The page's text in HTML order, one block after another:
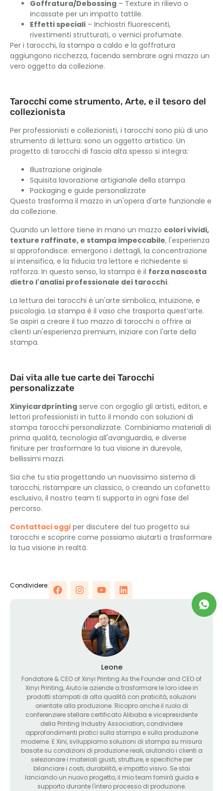
Goffratura/Debossing – Texture in rilievo o
incassate per un impatto tattile.
Effetti speciali – Inchiostri fluorescenti,
rivestimenti strutturati, o vernici profumate.
Per i tarocchi, la stampa a caldo e la goffratura
aggiungono ricchezza, facendo sembrare ogni mazzo un
vero oggetto da collezione.
Tarocchi come strumento, Arte, e il tesoro del
collezionista
Per professionisti e collezionisti, i tarocchi sono più di uno
strumento di lettura: sono un oggetto artistico. Un
progetto di tarocchi di fascia alta spesso si integra:
Illustrazione originale
Squisita lavorazione artigianale della stampa
Packaging e guide personalizzate
Questo trasforma il mazzo in un'opera d'arte funzionale e
da collezione.
Quando un lettore tiene in mano un mazzo colori vividi,
texture raffinate, e stampa impeccabile, l'esperienza
si approfondisce: emergono i dettagli, la concentrazione
si intensifica, e la fiducia tra lettore e richiedente si
rafforza. In questo senso, la stampa è il forza nascosta
dietro l'analisi professionale dei tarocchi.
La lettura dei tarocchi è un'arte simbolica, intuizione, e
psicologia. La stampa è il vaso che trasporta quest’arte.
Se aspiri a creare il tuo mazzo di tarocchi o offrire ai
clienti un'esperienza premium, iniziare con l'arte della
stampa.
Dai vita alle tue carte dei Tarocchi
personalizzate
Xinyicardprinting serve con orgoglio gli artisti, editori, e
lettori professionisti in tutto il mondo con soluzioni di
stampa tarocchi personalizzate. Combiniamo materiali di
prima qualità, tecnologia all'avanguardia, e diverse
finiture per trasformare la tua visione in durevole,
bellissimi mazzi.
Sia che tu stia progettando un nuovissimo sistema di
tarocchi, ristampare un classico, o creando un cofanetto
esclusivo, il nostro team ti supporta in ogni fase del
percorso.
Contattaci oggi per discutere del tuo progetto sui
tarocchi e scoprire come possiamo aiutarti a trasformare
la tua visione in realtà.
Condividere:
Leone
Fondatore & CEO of Xinyi Printing As the Founder and CEO of
Xinyi Printing, Aiuto le aziende a trasformare le loro idee in
prodotti stampati di alta qualità con praticità, soluzioni
orientate alla produzione. Ricopro anche il ruolo di
conferenziere stellare certificato Alibaba e vicepresidente
della Printing Industry Association, condividere
approfondimenti pratici sulla stampa e sulla produzione
moderne. E Xini, sviluppiamo soluzioni di stampa su misura
basate su condizioni di produzione reali, aiutando i clienti a
selezionare i materiali giusti, strutture, e specifiche per
bilanciare i costi, durabilità, e impatto visivo. Se stai
lanciando un nuovo progetto, il mio team fornirà guida e
supporto durante l'intero processo di produzione.